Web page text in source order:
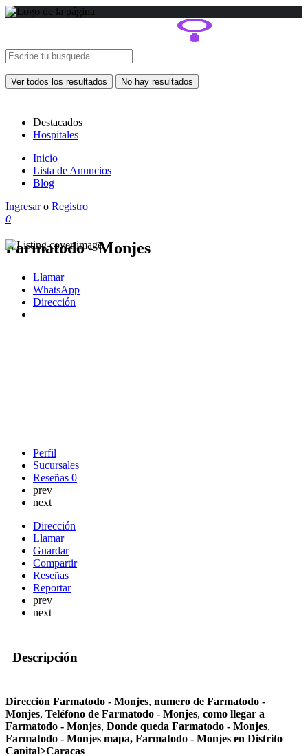
Ver todos los resultados No hay resultados
Destacados
Hospitales
Inicio
Lista de Anuncios
Blog
Ingresaro Registro
0
Farmatodo - Monjes
Llamar
WhatsApp
Dirección
Perfil
Sucursales
Reseñas 0
prev
next
Dirección
Llamar
Guardar
Compartir
Reseñas
Reportar
prev
next
Descripción
Dirección Farmatodo - Monjes, numero de Farmatodo -
Monjes, Teléfono de Farmatodo - Monjes, como llegar a
Farmatodo - Monjes, Donde queda Farmatodo - Monjes,
Farmatodo - Monjes mapa, Farmatodo - Monjes en Distrito
Capital>Caracas